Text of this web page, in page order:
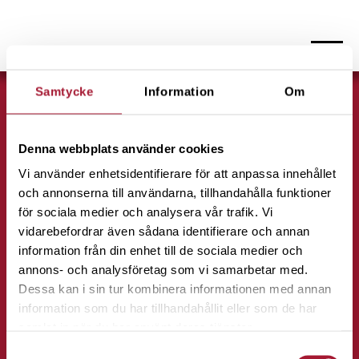
Samtycke Information Om
Denna webbplats använder cookies
Vi använder enhetsidentifierare för att anpassa innehållet
och annonserna till användarna, tillhandahålla funktioner
för sociala medier och analysera vår trafik. Vi
vidarebefordrar även sådana identifierare och annan
information från din enhet till de sociala medier och
annons- och analysföretag som vi samarbetar med.
Dessa kan i sin tur kombinera informationen med annan
information som du har tillhandahållit eller som de har
Hoppa
Sparklubben Media AB
Sparrebellen
Om oss
För lärare
Böcker